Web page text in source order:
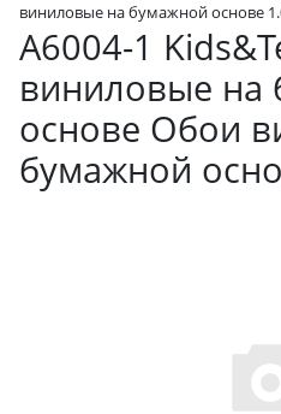
виниловые на бумажной основе
A6004-1
виниловые на
основе Обои
бумажной